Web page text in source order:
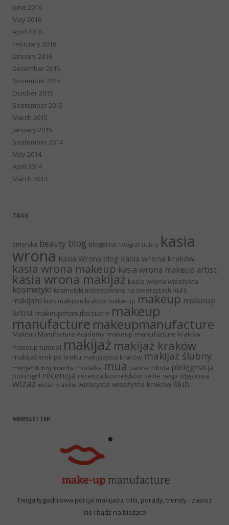
June 2016
May 2016
April 2016
February 2016
January 2016
December 2015
November 2015
October 2015
September 2015
March 2015
January 2015
September 2014
May 2014
April 2014
March 2014
TAGS
ameryka beauty blog blogerka fotograf ślubny kasia
wrona Kasia Wrona blog kasia wrona kraków
kasia wrona makeup kasia wrona makeup artist
kasia wrona makijaż kasia wrona wizażysta
kosmetyki kosmetyki nietestowane na zwierzętach kurs
makijażu kurs makijażu kraków make-up makeup makeup
artist makeupmanufactucre makeup
manufacture makeupmanufacture
Makeup Manufacture Academy makeup manufacture kraków
makeup tutorial makijaż makijaż kraków
makijaż krok po kroku makijażysta kraków makijaż ślubny
makijaż ślubny kraków modelka mua panna młoda pielęgnacja
polishgirl recenzja recenzja kosmetyków selfie sesja zdjęciowa
wizaż wizaż kraków wizażysta wizażysta kraków ślub
NEWSLETTER
Twoja tygodniowa porcja makijażu, triki, porady, trendy - zapisz
się i bądź na bieżąco